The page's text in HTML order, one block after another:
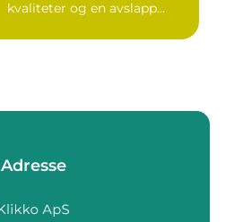
kvaliteter og en avslapp...
Adresse